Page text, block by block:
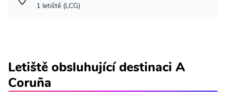
1 letiště (LCG)
Letiště obsluhující destinaci A
Coruña